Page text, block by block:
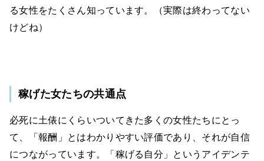
る女性をたくさん知っています。（実際は終わってない
けどね）
稼げた女たちの共通点
必死に土俵にくらいついてきた多くの女性たちにとっ
て、「報酬」とはわかりやすい評価であり、それが自信
につながっています。「稼げる自分」というアイデンテ